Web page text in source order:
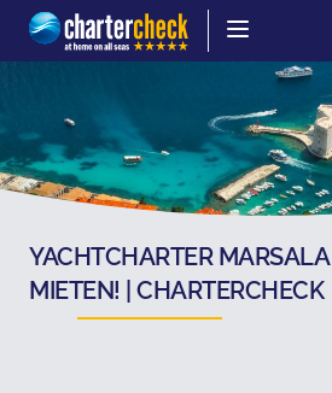
Chartercheck
YACHTCHARTER
MIETEN! | CHARTERCHECK